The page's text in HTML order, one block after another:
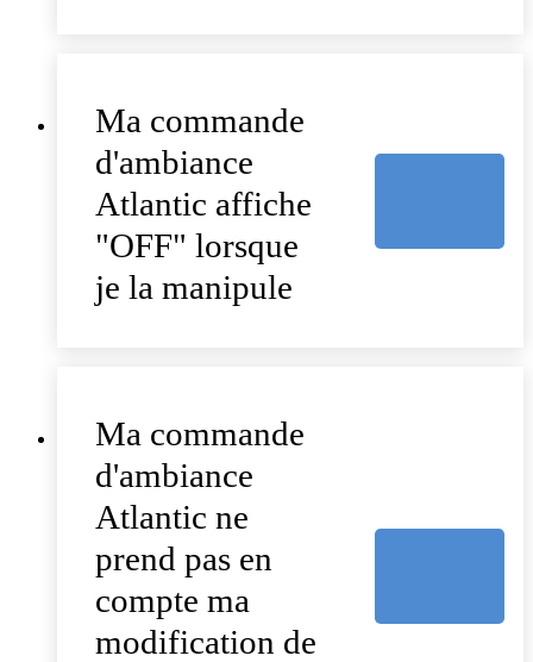
Ma commande
d'ambiance
Atlantic affiche
"OFF" lorsque
je la manipule
Ma commande
d'ambiance
Atlantic ne
prend pas en
compte ma
modification de